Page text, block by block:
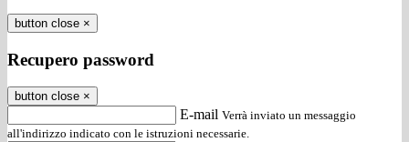
button close ×
Recupero password
button close ×
E-mail Verrà inviato un messaggio
all'indirizzo indicato con le istruzioni necessarie.